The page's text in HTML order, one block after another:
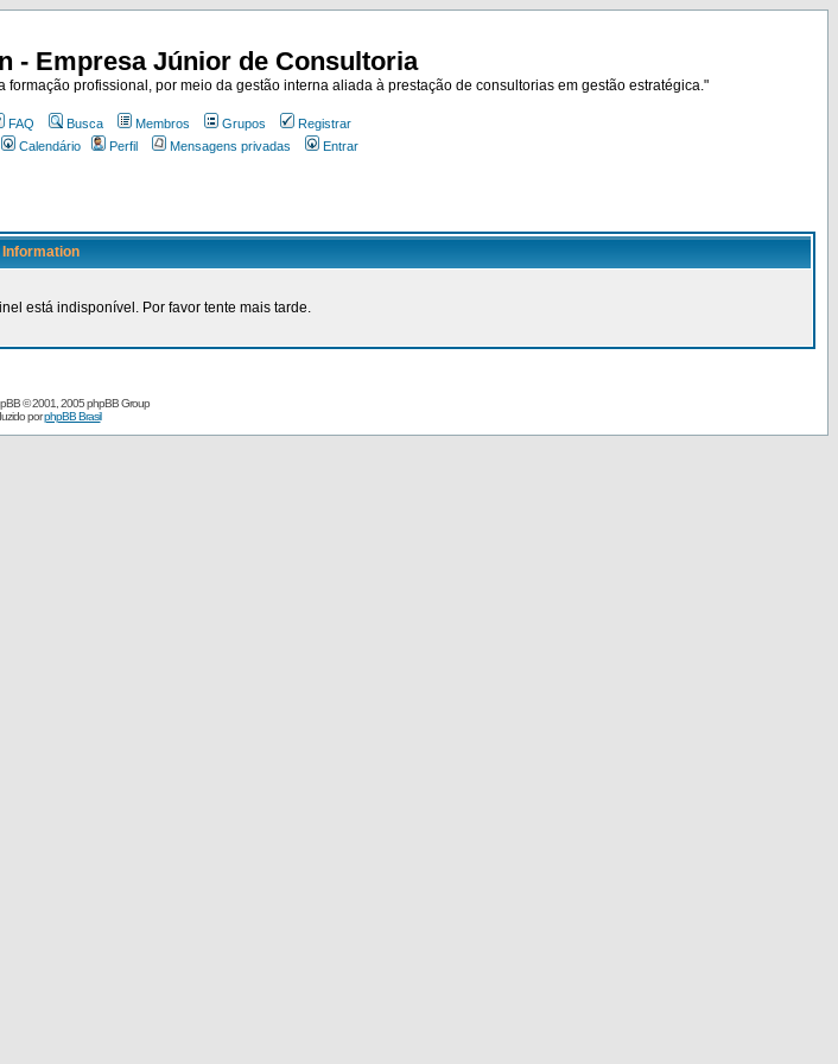
- Empresa Júnior de Consultoria
profissional, por meio da gestão interna aliada à prestação de consultorias em gestão estratégica."
FAQ Busca Membros Grupos
Registrar
Calendário
Perfil Mensagens privadas Entrar
Information
está indisponível. Por favor tente mais tarde.
© 2001, 2005 phpBB Group
porphpBB Brasil